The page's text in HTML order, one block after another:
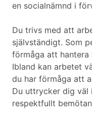
en socialnämnd i
Du trivs med att
självständigt. Som
förmåga att hantera
Ibland kan arbetet
du har förmåga att
Du uttrycker dig väl
respektfullt